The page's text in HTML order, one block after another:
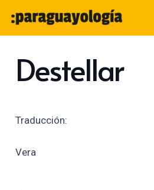
Destellar
Traducción:
Vera